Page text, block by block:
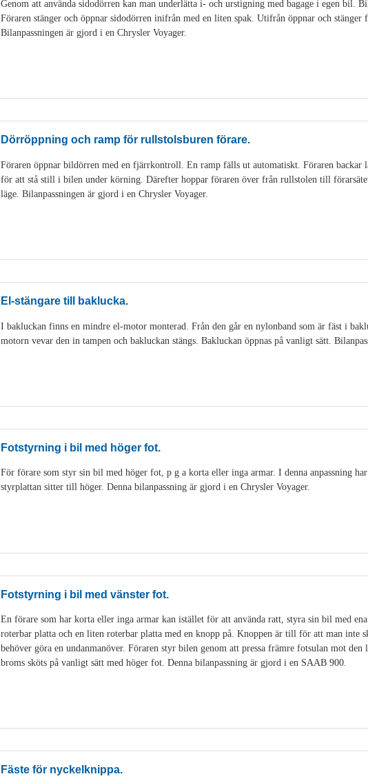
Genom att använda sidodörren kan man underlätta i- och urstigning med bagage i egen bil.
Föraren stänger och öppnar sidodörren inifrån med en liten spak. Utifrån öppnar och
Bilanpassningen är gjord i en Chrysler Voyager.
Dörröppning och ramp för rullstolsburen förare.
Föraren öppnar bildörren med en fjärrkontroll. En ramp fälls ut automatiskt. Föraren backar
för att stå still i bilen under körning. Därefter hoppar föraren över från rullstolen till
läge. Bilanpassningen är gjord i en Chrysler Voyager.
El-stängare till baklucka.
I bakluckan finns en mindre el-motor monterad. Från den går en nylonband som är fäst i
motorn vevar den in tampen och bakluckan stängs. Bakluckan öppnas på vanligt sätt.
Fotstyrning i bil med höger fot.
För förare som styr sin bil med höger fot, p g a korta eller inga armar. I denna anpassning
styrplattan sitter till höger. Denna bilanpassning är gjord i en Chrysler Voyager.
Fotstyrning i bil med vänster fot.
En förare som har korta eller inga armar kan istället för att använda ratt, styra sin bil med
roterbar platta och en liten roterbar platta med en knopp på. Knoppen är till för att man inte
behöver göra en undanmanöver. Föraren styr bilen genom att pressa främre fotsulan mot
broms sköts på vanligt sätt med höger fot. Denna bilanpassning är gjord i en SAAB 900.
Fäste för nyckelknippa.